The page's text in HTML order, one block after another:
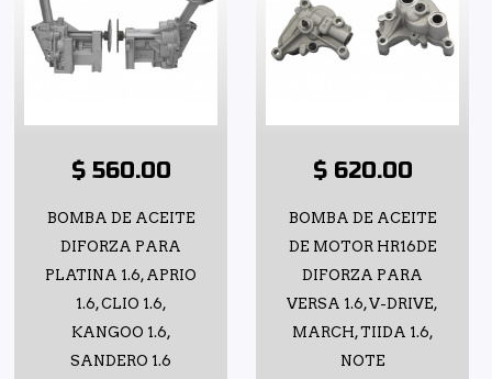
$ 560.00
BOMBA DE ACEITE
DIFORZA PARA
PLATINA 1.6, APRIO
1.6, CLIO 1.6,
KANGOO 1.6,
SANDERO 1.6
$ 620.00
BOMBA DE ACEITE
DE MOTOR HR16DE
DIFORZA PARA
VERSA 1.6, V-DRIVE,
MARCH, TIIDA 1.6,
NOTE